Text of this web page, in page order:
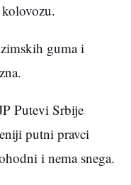
guma i
Putevi Srbije
putni pravci
i nema snega.